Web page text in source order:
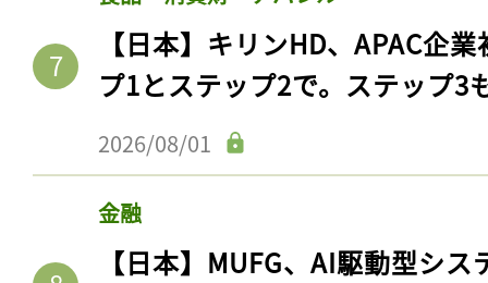
【日本】キリンHD、APAC企
プ1とステップ2で。ステップ3
2026/08/01
金融
【日本】MUFG、AI駆動型シ